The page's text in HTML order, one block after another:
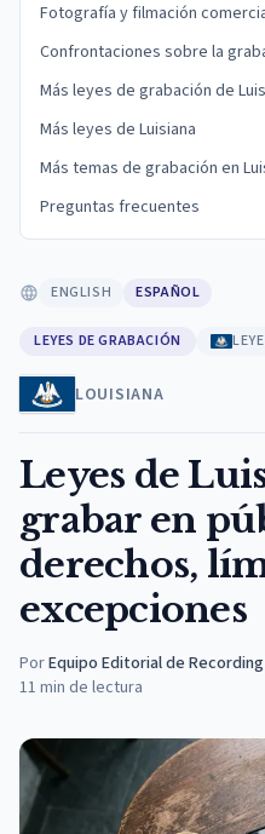
Fotografía y filmación
Confrontaciones sobre la
Más leyes de grabación de
Más leyes de Luisiana
Más temas de grabación en
Preguntas frecuentes
ENGLISH ESPAÑOL
LEYES DE GRABACIÓN
LOUISIANA
Leyes de
grabar en
derechos,
excepciones
PorEquipo Editorial de
11 min de lectura